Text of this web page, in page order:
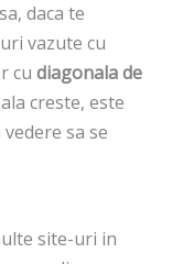
daca te
vazute cu
cu diagonala de
creste, este
sa se
site-uri in